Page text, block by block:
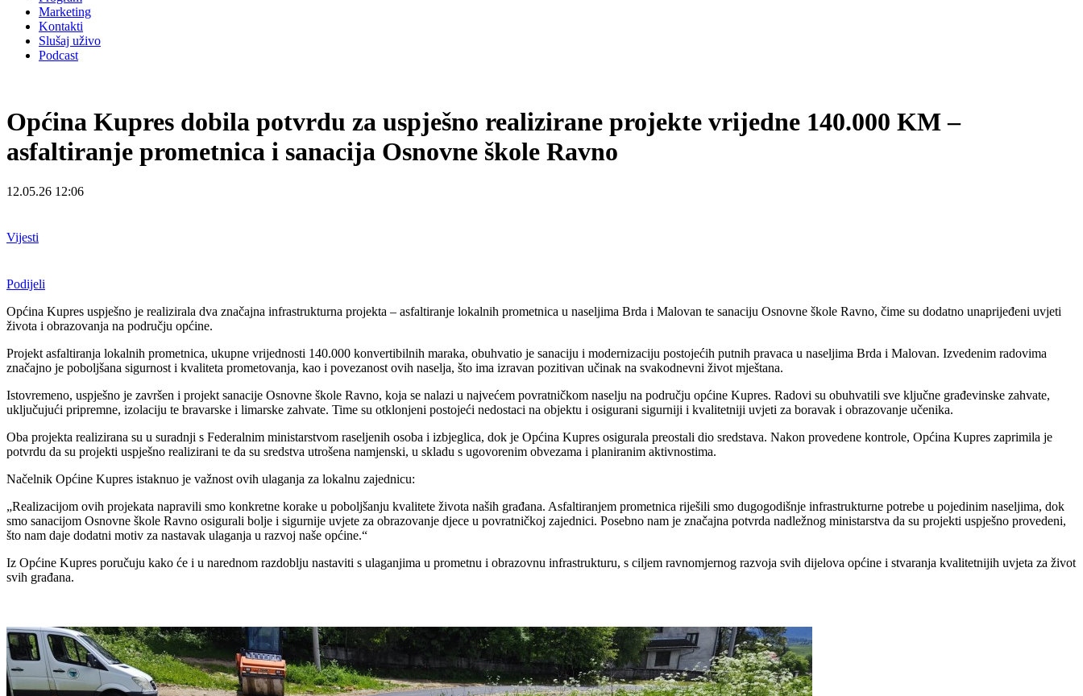
Marketing
Kontakti
Slušaj uživo
Podcast
Općina Kupres dobila potvrdu za uspješno realizirane projekte vrijedne 140.000 KM –
asfaltiranje prometnica i sanacija Osnovne škole Ravno
12.05.26 12:06
Vijesti
Podijeli
Općina Kupres uspješno je realizirala dva značajna infrastrukturna projekta – asfaltiranje lokalnih prometnica u naseljima Brda i Malovan te sanaciju Osnovne škole Ravno, čime su dodatno unaprijeđeni uvjeti
života i obrazovanja na području općine.
Projekt asfaltiranja lokalnih prometnica, ukupne vrijednosti 140.000 konvertibilnih maraka, obuhvatio je sanaciju i modernizaciju postojećih putnih pravaca u naseljima Brda i Malovan. Izvedenim radovima
značajno je poboljšana sigurnost i kvaliteta prometovanja, kao i povezanost ovih naselja, što ima izravan pozitivan učinak na svakodnevni život mještana.
Istovremeno, uspješno je završen i projekt sanacije Osnovne škole Ravno, koja se nalazi u najvećem povratničkom naselju na području općine Kupres. Radovi su obuhvatili sve ključne građevinske zahvate,
uključujući pripremne, izolaciju te bravarske i limarske zahvate. Time su otklonjeni postojeći nedostaci na objektu i osigurani sigurniji i kvalitetniji uvjeti za boravak i obrazovanje učenika.
Oba projekta realizirana su u suradnji s Federalnim ministarstvom raseljenih osoba i izbjeglica, dok je Općina Kupres osigurala preostali dio sredstava. Nakon provedene kontrole, Općina Kupres zaprimila je
potvrdu da su projekti uspješno realizirani te da su sredstva utrošena namjenski, u skladu s ugovorenim obvezama i planiranim aktivnostima.
Načelnik Općine Kupres istaknuo je važnost ovih ulaganja za lokalnu zajednicu:
„Realizacijom ovih projekata napravili smo konkretne korake u poboljšanju kvalitete života naših građana. Asfaltiranjem prometnica riješili smo dugogodišnje infrastrukturne potrebe u pojedinim naseljima, dok
smo sanacijom Osnovne škole Ravno osigurali bolje i sigurnije uvjete za obrazovanje djece u povratničkoj zajednici. Posebno nam je značajna potvrda nadležnog ministarstva da su projekti uspješno provedeni,
što nam daje dodatni motiv za nastavak ulaganja u razvoj naše općine.“
Iz Općine Kupres poručuju kako će i u narednom razdoblju nastaviti s ulaganjima u prometnu i obrazovnu infrastrukturu, s ciljem ravnomjernog razvoja svih dijelova općine i stvaranja kvalitetnijih uvjeta za život
svih građana.